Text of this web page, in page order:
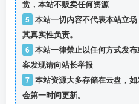
赏，本站不贩卖任何资源
5 本站一切内容不代表本站立
其真实性负责。
6 本站一律禁止以任何方式发
客发现请向站长举报
7 本站资源大多存储在云盘，
会第一时间更新。